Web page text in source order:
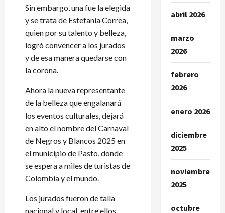
Sin embargo, una fue la elegida
y se trata de Estefanía Correa,
quien por su talento y belleza,
logró convencer a los jurados
y de esa manera quedarse con
la corona.
Ahora la nueva representante
de la belleza que engalanará
los eventos culturales, dejará
en alto el nombre del Carnaval
de Negros y Blancos 2025 en
el municipio de Pasto, donde
se espera a miles de turistas de
Colombia y el mundo.
Los jurados fueron de talla
nacional y local, entre ellos
abril 2026
marzo
2026
febrero
2026
enero 2026
diciembre
2025
noviembre
2025
octubre